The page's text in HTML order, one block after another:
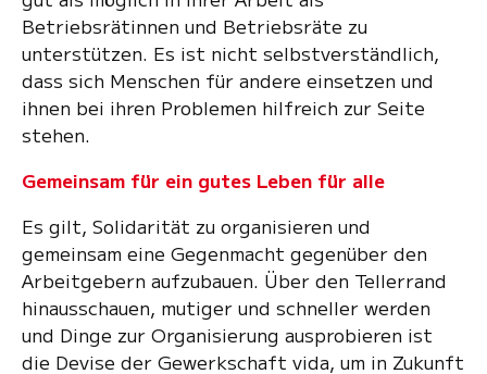
Betriebsrätinnen und Betriebsräte zu
unterstützen. Es ist nicht selbstverständlich,
dass sich Menschen für andere einsetzen und
ihnen bei ihren Problemen hilfreich zur Seite
stehen.
Gemeinsam für ein gutes Leben für alle
Es gilt, Solidarität zu organisieren und
gemeinsam eine Gegenmacht gegenüber den
Arbeitgebern aufzubauen. Über den Tellerrand
hinausschauen, mutiger und schneller werden
und Dinge zur Organisierung ausprobieren ist
die Devise der Gewerkschaft vida, um in Zukunft